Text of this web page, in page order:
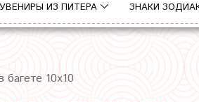
ИЗ ПИТЕРА ЗНАКИ
багете 10х10